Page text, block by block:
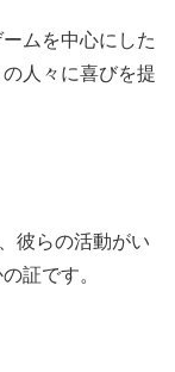
ムを中心にした
人々に喜びを提
彼らの活動がい
証です。